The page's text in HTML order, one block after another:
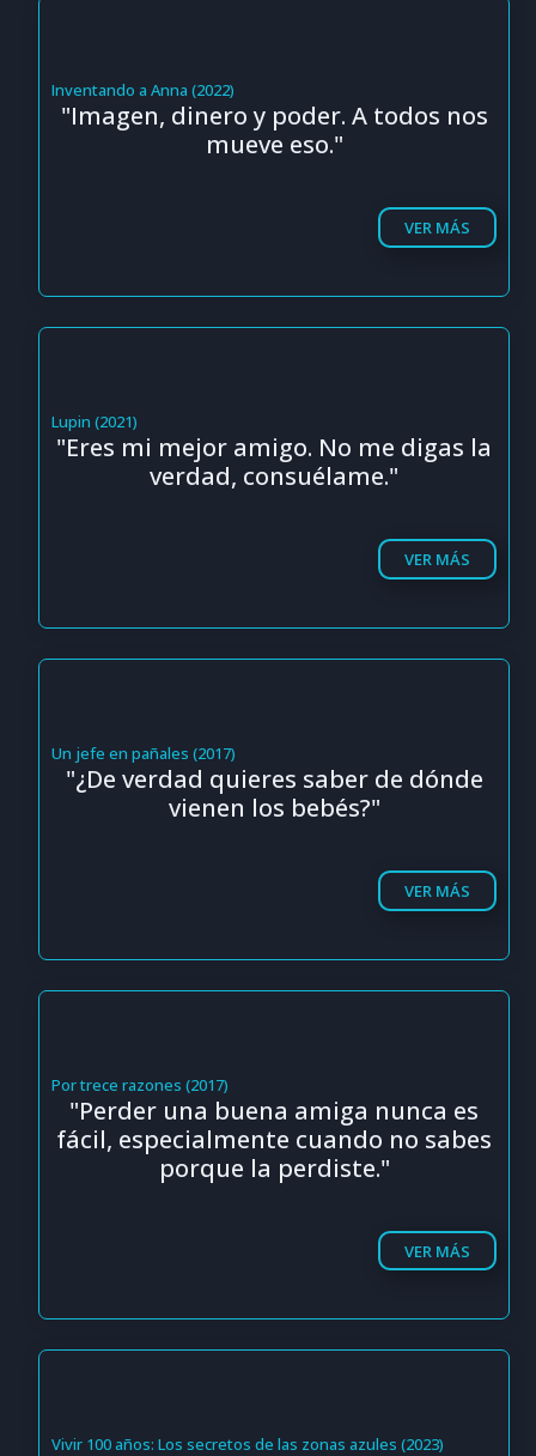
Inventando a Anna (2022)
"Imagen, dinero y poder. A todos nos
mueve eso."
VER MÁS
Lupin (2021)
"Eres mi mejor amigo. No me digas la
verdad, consuélame."
VER MÁS
Un jefe en pañales (2017)
"¿De verdad quieres saber de dónde
vienen los bebés?"
VER MÁS
Por trece razones (2017)
"Perder una buena amiga nunca es
fácil, especialmente cuando no sabes
porque la perdiste."
VER MÁS
Vivir 100 años: Los secretos de las zonas azules (2023)